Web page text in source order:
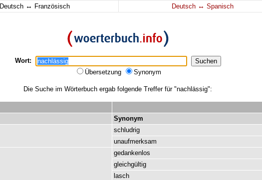
Deutsch ↔ Französisch Deutsch ↔ Spanisch
Wort:
Übersetzung
Synonym
Die Suche im Wörterbuch ergab folgende Treffer für "nachlässig":
Synonym
schludrig
unaufmerksam
gedankenlos
gleichgültig
lasch